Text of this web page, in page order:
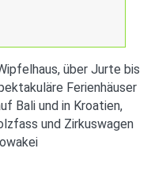
über Jurte bis
Ferienhäuser
Bali und in Kroatien,
und Zirkuswagen